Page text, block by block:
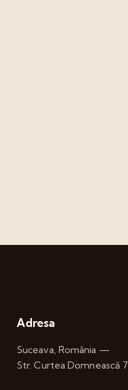
Adresa
Suceava, România —
Str. Curtea Domnească 7